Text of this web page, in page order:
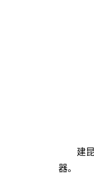
建
器。